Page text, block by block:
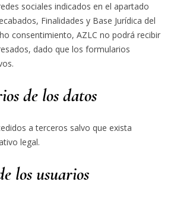
sociales indicados en el apartado
Finalidades y Base Jurídica del
consentimiento, AZLC no podrá recibir
dado que los formularios
de los datos
a terceros salvo que exista
legal.
los usuarios